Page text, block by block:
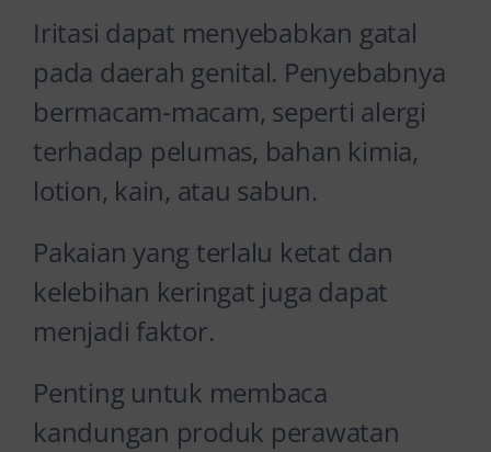
Iritasi dapat menyebabkan gatal
pada daerah genital. Penyebabnya
bermacam-macam, seperti alergi
terhadap pelumas, bahan kimia,
lotion, kain, atau sabun.
Pakaian yang terlalu ketat dan
kelebihan keringat juga dapat
menjadi faktor.
Penting untuk membaca
kandungan produk perawatan